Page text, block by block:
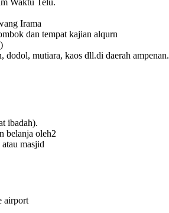
Waktu Telu.
Irama
dan tempat kajian alqurn
dodol, mutiara, kaos dll.di daerah ampenan.
ibadah).
belanja oleh2
masjid
airport